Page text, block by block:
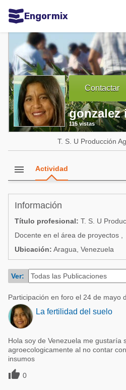
Engormix
Comunidades en español
Agricultura
Balanceados - Piensos
Avicultura
Ganadería
Lechería
Micotoxinas
Porcicultura
Comunidades en inglés
Acuacultura
Micotoxinas
Avicultura
Porcicultura
Lechería
Balanceados - Piensos
Comunidades en portugués
Micotoxinas
Avicultura
Porcicultura
Ganadería
Lechería
Contactar
gonzalez
115 vistas
T. S. U Producción
menu Actividad
Información
Título profesional: T. S. U
Docente en el área de proyectos ,
Ubicación: Aragua, Venezuela
Ver:
Participación en foro el 24 de mayo
La fertilidad del suelo
Hola soy de Venezuela me gustaría
agroecologicamente al no contar
insumos
 0